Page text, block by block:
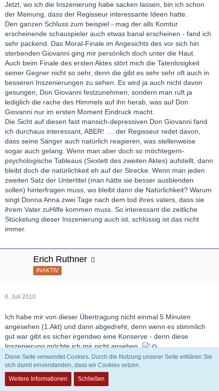
Jetzt, wo ich die Inszenierung habe sacken lassen, bin ich schon
der Meinung, dass der Regisseur interessante Ideen hatte.
Den ganzen Schluss zum beispiel - mag der alls Komtur
erscheinende schauspieler auch etwas banal erscheinen - fand ich
sehr packend. Das Moral-Finale im Angesichts des vor sich hin
sterbenden Giovanni ging mir persönlich doch unter die Haut.
Auch beim Finale des ersten Aktes stört mich die Tatenlosigkeit
seiner Gegner nicht so sehr, denn die gibt es sehr sehr oft auch in
besseren Inszenierungen zu sehen. Es wird ja auch nicht davon
gesungen, Don Giovanni festzunehmen, sondern man ruft ja
lediglich die rache des Himmels auf ihn herab, was auf Don
Giovanni nur im ersten Moment Eindruck macht.
Die Sicht auf diesen fast mansich-depressiven Don Giovanni fand
ich durchaus interessant, ABER! .... der Regisseur redet davon,
dass seine Sänger auch natürlich reagieren, was stellenweise
sogar auch gelang. Wenn man aber doch so möchtegern-
psychologische Tableaus (Sextett des zweiten Aktes) aufstellt, dann
bleibt doch die natürlichkeit eh auf der Strecke. Wenn man jeden
zweiten Satz der Untertitel (man hätte sie besser ausblenden
sollen) hinterfragen muss, wo bleibt dann die Natürlichkeit? Warum
singt Donna Anna zwei Tage nach dem tod ihres vaters, dass sie
ihrem Vater zuHilfe kommen muss. So interessant die zeitliche
Stückelung dieser Inszenierung auch ist, schlüssig ist das nicht
immer.
Erich Ruthner
INAKTIV
6. Juli 2010
Ich habe mir von dieser Übertragung nicht einmal 5 Minuten
angesehen (1.Akt) und dann abgedreht, denn wenn es stimmlich
gut war gibt es sicher irgendwo eine Konserve - denn diese
Inszenierung möchte ich mir nicht ansehen.
Liebe Grüße vom
Operngernhörer
Diese Seite verwendet Cookies. Durch die Nutzung unserer Seite erklären Sie
sich damit einverstanden, dass wir Cookies setzen.
Weitere Informationen
Schließen